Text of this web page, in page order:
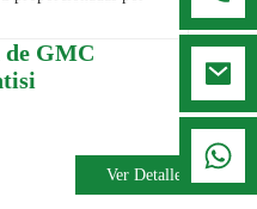
de GMC
Ver Detalle